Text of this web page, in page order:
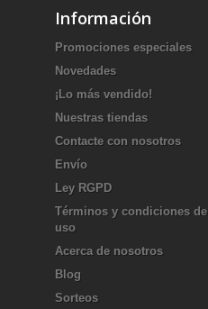
Información
Promociones especiales
Novedades
¡Lo más vendido!
Nuestras tiendas
Contacte con nosotros
Envío
Ley RGPD
Términos y condiciones de
uso
Acerca de nosotros
Blog
Sorteos